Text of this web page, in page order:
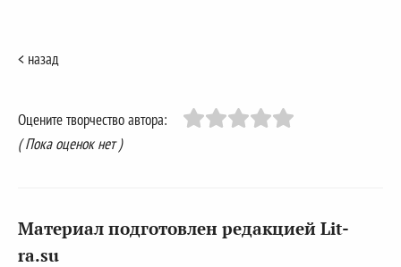
< назад
Оцените творчество автора:
( Пока оценок нет )
Материал подготовлен редакцией Lit-
ra.su